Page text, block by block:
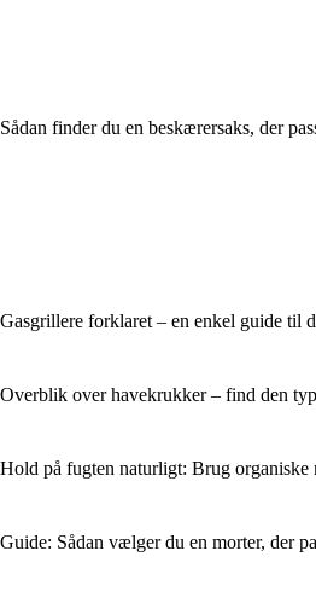
Sådan finder du en beskærersaks, der
Gasgrillere forklaret – en enkel guide til
Overblik over havekrukker – find den
Hold på fugten naturligt: Brug organiske
Guide: Sådan vælger du en morter, der